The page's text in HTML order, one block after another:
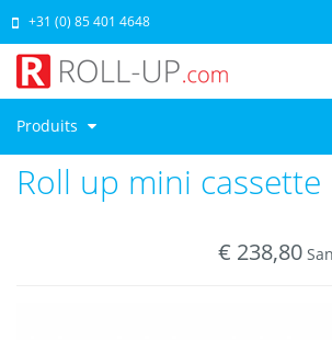
Produits
+31 (0) 85 401 4648
Roll up mini cassette
€ 238,80